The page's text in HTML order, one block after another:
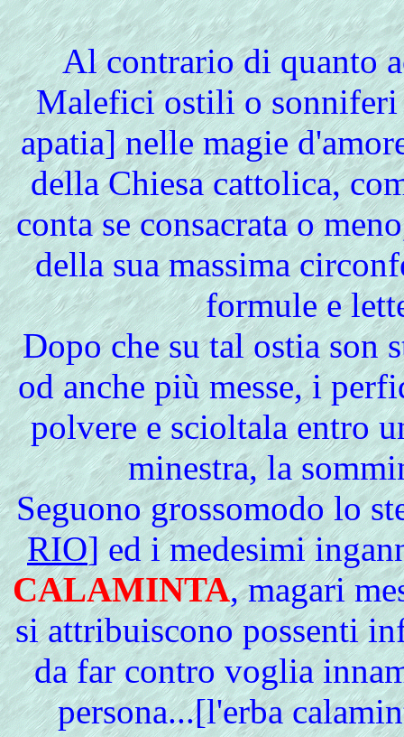
Al contrario di quanto
Malefici ostili o sonniferi
apatia] nelle magie
della Chiesa cattolica,
conta se consacrata o
della sua massima
formule e
Dopo che su tal ostia son
od anche più messe, i
polvere e scioltala entro
minestra, la
Seguono grossomodo lo
RIO] ed i medesimi
CALAMINTA, magari
si attribuiscono possenti
da far contro voglia
persona...[l'erba